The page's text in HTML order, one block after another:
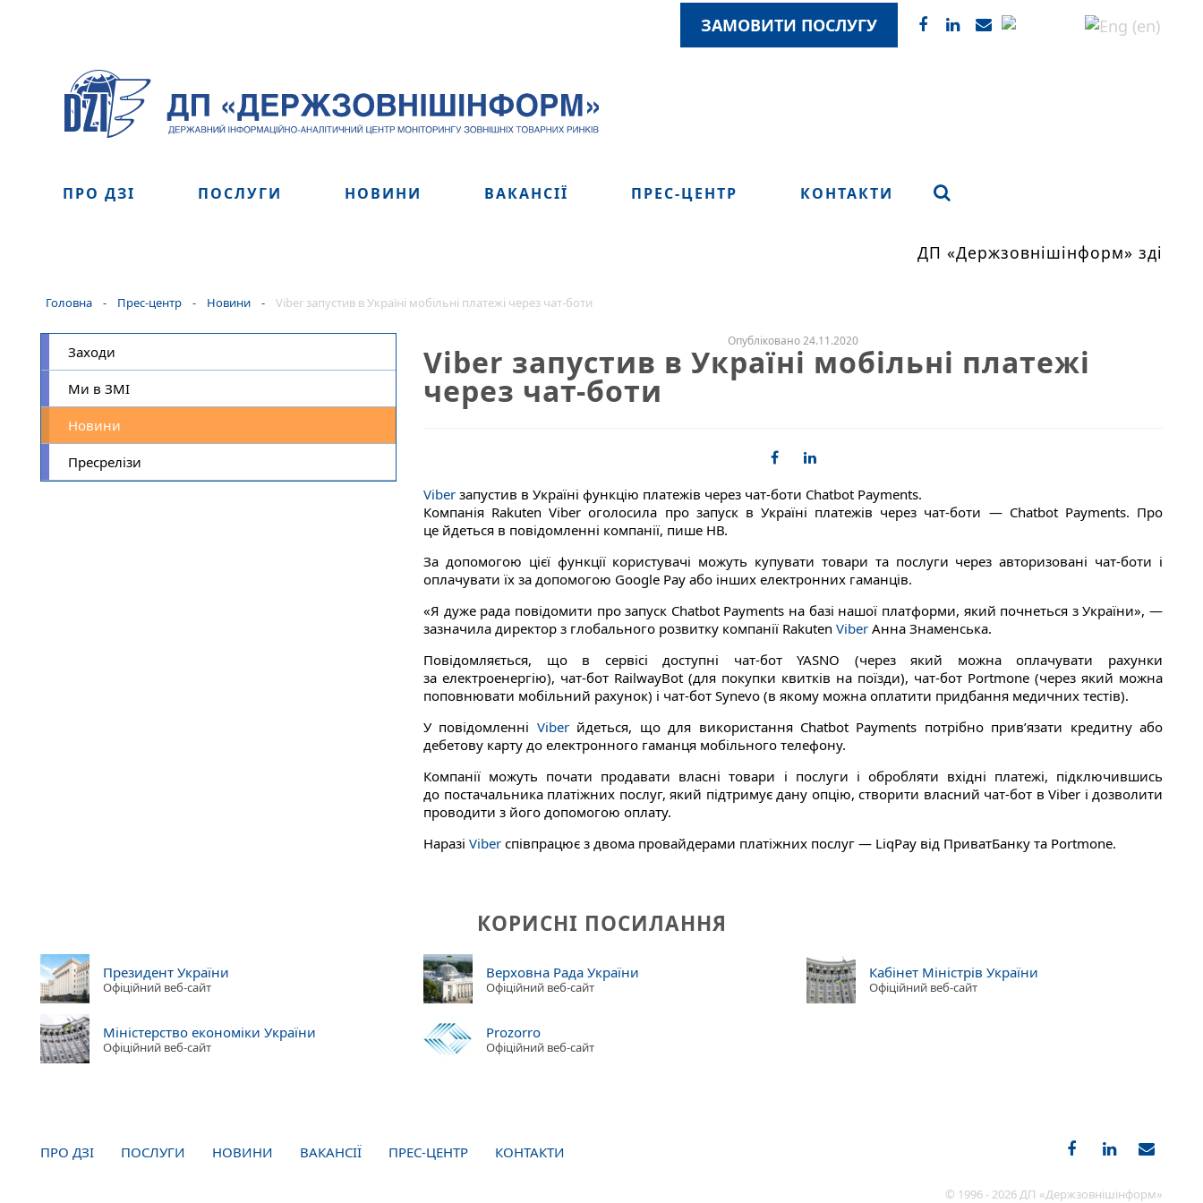
ЗАМОВИТИ ПОСЛУГУ
ПРО ДЗІ ПОСЛУГИ НОВИНИ ВАКАНСІЇ ПРЕС-ЦЕНТР КОНТАКТИ
ДП «Держзовнішінформ»
Головна - Прес-центр - Новини - Viber запустив в Україні мобільні платежі через чат-боти
Заходи
Ми в ЗМІ
Новини
Пресрелізи
Опубліковано 24.11.2020
Viber запустив в Україні мобільні платежі
через чат-боти
Viber запустив в Україні функцію платежів через чат-боти Chatbot Payments.
Компанія Rakuten Viber оголосила про запуск в Україні платежів через чат-боти — Chatbot Payments. Про
це йдеться в повідомленні компанії, пише НВ.
За допомогою цієї функції користувачі можуть купувати товари та послуги через авторизовані чат-боти і
оплачувати їх за допомогою Google Pay або інших електронних гаманців.
«Я дуже рада повідомити про запуск Chatbot Payments на базі нашої платформи, який почнеться з України», —
зазначила директор з глобального розвитку компанії Rakuten Viber Анна Знаменська.
Повідомляється, що в сервісі доступні чат-бот YASNO (через який можна оплачувати рахунки
за електроенергію), чат-бот RailwayBot (для покупки квитків на поїзди), чат-бот Portmone (через який можна
поповнювати мобільний рахунок) і чат-бот Synevo (в якому можна оплатити придбання медичних тестів).
У повідомленні Viberйдеться, що для використання Chatbot Payments потрібно прив’язати кредитну або
дебетову карту до електронного гаманця мобільного телефону.
Компанії можуть почати продавати власні товари і послуги і обробляти вхідні платежі, підключившись
до постачальника платіжних послуг, який підтримує дану опцію, створити власний чат-бот в Viber і дозволити
проводити з його допомогою оплату.
Наразі Viber співпрацює з двома провайдерами платіжних послуг — LiqPay від ПриватБанку та Portmone.
КОРИСНІ ПОСИЛАННЯ
Президент України
Офіційний веб-сайт
Верховна Рада України
Офіційний веб-сайт
Кабінет Міністрів України
Офіційний веб-сайт
Міністерство економіки України
Офіційний веб-сайт
Prozorro
Офіційний веб-сайт
ПРО ДЗІ ПОСЛУГИ НОВИНИ ВАКАНСІЇ ПРЕС-ЦЕНТР КОНТАКТИ
© 1996 - 2026 ДП «Держзовнішінформ»